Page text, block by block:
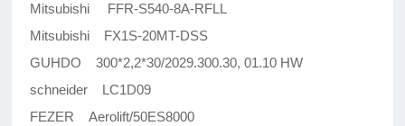
Mitsubishi FFR-S540-8A-RFLL
Mitsubishi FX1S-20MT-DSS
GUHDO 300*2,2*30/2029.300.30, 01.10 HW
schneider LC1D09
FEZER Aerolift/50ES8000